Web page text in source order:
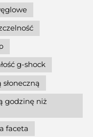
g-shock
godzinę niż
faceta